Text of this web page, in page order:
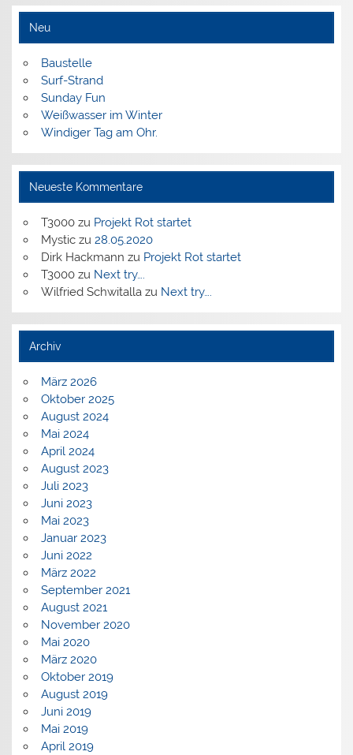
Neu
Baustelle
Surf-Strand
Sunday Fun
Weißwasser im Winter
Windiger Tag am Ohr.
Neueste Kommentare
T3000zu Projekt Rot startet
Mysticzu 28.05.2020
Dirk Hackmann zu Projekt Rot startet
T3000zu Next try….
Wilfried Schwitalla zu Next try….
Archiv
März 2026
Oktober 2025
August 2024
Mai 2024
April 2024
August 2023
Juli 2023
Juni 2023
Mai 2023
Januar 2023
Juni 2022
März 2022
September 2021
August 2021
November 2020
Mai 2020
März 2020
Oktober 2019
August 2019
Juni 2019
Mai 2019
April 2019